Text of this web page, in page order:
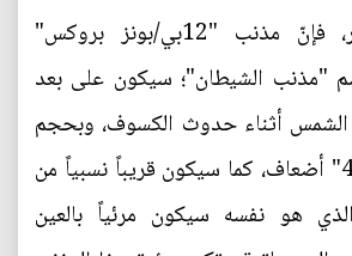
وعلى صعيد آخر، فإنّ مذنب "12بي/بونز بروكس"
"مذنب الشيطان"؛ سيكون على بعد
من الشمس أثناء حدوث الكسوف، وبحجم
قد يصل إلى "+4.7" أضعاف، كما سيكون قريباً نسبياً من
هو نفسه سيكون مرئياً بالعين